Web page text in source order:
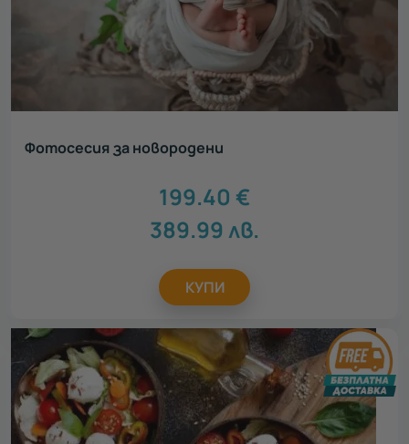
Фотосесия за новородени
199.40 €
389.99 лв.
КУПИ